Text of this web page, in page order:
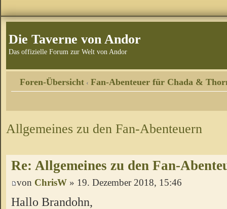
Die Taverne von Andor
Das offizielle Forum zur Welt von Andor
Foren-Übersicht ‹ Fan-Abenteuer für Chada &
Allgemeines zu den Fan-Abenteuern
Re: Allgemeines zu den Fan-
von ChrisW » 19. Dezember 2018, 15:46
Hallo Brandohn,